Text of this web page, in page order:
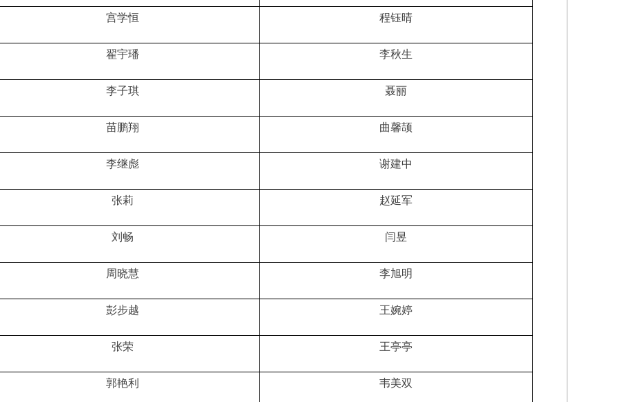
宫学恒 程钰晴
翟宇璠 李秋生
李子琪 聂丽
苗鹏翔 曲馨颉
李继彪 谢建中
张莉 赵延军
刘畅 闫昱
周晓慧 李旭明
彭步越 王婉婷
张荣 王亭亭
郭艳利 韦美双